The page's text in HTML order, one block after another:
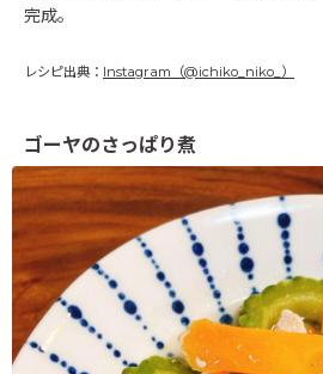
完成。
レシピ出典： Instagram（@ichiko_niko_）
ゴーヤのさっぱり煮